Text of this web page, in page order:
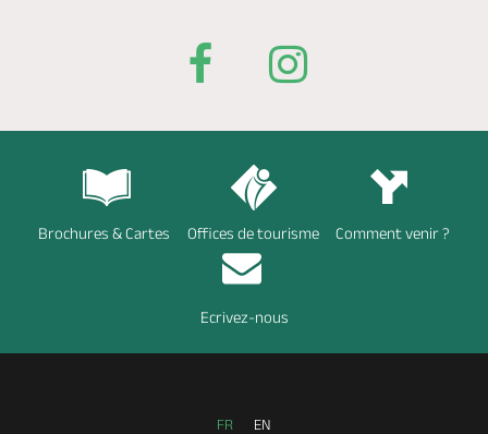
Brochures & Cartes Offices de tourisme Comment venir ?
Ecrivez-nous
FR EN